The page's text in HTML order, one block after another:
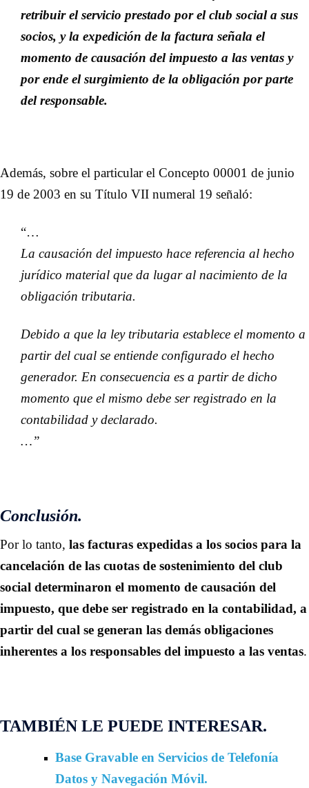
retribuir el servicio prestado por el club social a sus
socios, y la expedición de la factura señala el
momento de causación del impuesto a las ventas y
por ende el surgimiento de la obligación por parte
del responsable.
Además, sobre el particular el Concepto 00001 de junio
19 de 2003 en su Título VII numeral 19 señaló:
“…
La causación del impuesto hace referencia al hecho
jurídico material que da lugar al nacimiento de la
obligación tributaria.
Debido a que la ley tributaria establece el momento a
partir del cual se entiende configurado el hecho
generador. En consecuencia es a partir de dicho
momento que el mismo debe ser registrado en la
contabilidad y declarado.
…”
Conclusión.
Por lo tanto, las facturas expedidas a los socios para la
cancelación de las cuotas de sostenimiento del club
social determinaron el momento de causación del
impuesto, que debe ser registrado en la contabilidad, a
partir del cual se generan las demás obligaciones
inherentes a los responsables del impuesto a las ventas.
TAMBIÉN LE PUEDE INTERESAR.
Base Gravable en Servicios de Telefonía
Datos y Navegación Móvil.